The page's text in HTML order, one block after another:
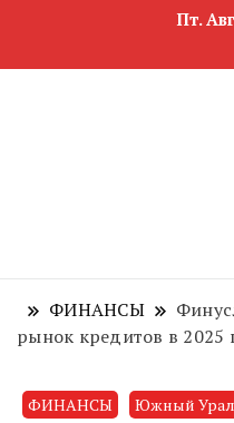
Пт.
ФИНАНСЫ
рынок кредитов в 2025
ФИНАНСЫ Южный Урал